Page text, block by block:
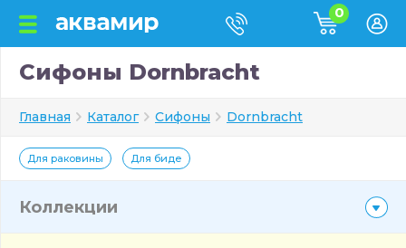
0
Сифоны Dornbracht
Главная Каталог Сифоны Dornbracht
Для раковины Для биде
Коллекции